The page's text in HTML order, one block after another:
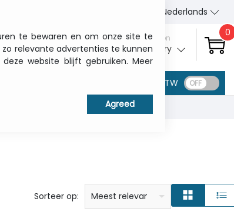
Nederlands
Aanmelden
My ITCurry
0
BTW
Sorteer op: prijs: laag naar hoog
prijs: Hoog naar laag
Alfabetisch: A - Z
Alfabetisch: Z - A
Fabricant
Meest relevant
te bewaren en om onze site te
relevante advertenties te kunnen
website blijft gebruiken. Meer